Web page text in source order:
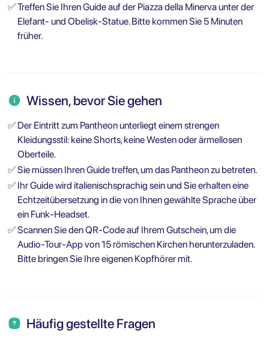
✅Treffen Sie Ihren Guide auf der Piazza della Minerva unter der
Elefant- und Obelisk-Statue. Bitte kommen Sie 5 Minuten
früher.
Wissen, bevor Sie gehen
✅ Der Eintritt zum Pantheon unterliegt einem strengen
Kleidungsstil: keine Shorts, keine Westen oder ärmellosen
Oberteile.
✅Sie müssen Ihren Guide treffen, um das Pantheon zu betreten.
✅ Ihr Guide wird italienischsprachig sein und Sie erhalten eine
Echtzeitübersetzung in die von Ihnen gewählte Sprache über
ein Funk-Headset.
✅Scannen Sie den QR-Code auf Ihrem Gutschein, um die
Audio-Tour-App von 15 römischen Kirchen herunterzuladen.
Bitte bringen Sie Ihre eigenen Kopfhörer mit.
Häufig gestellte Fragen